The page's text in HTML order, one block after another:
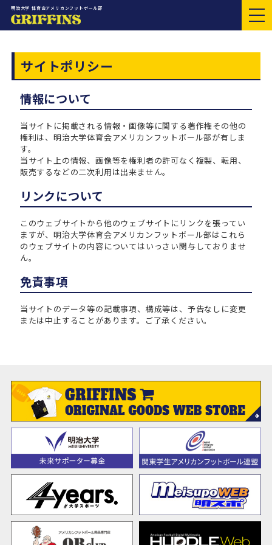
明治大学 体育会アメリカンフットボール部
サイトポリシー
情報について
当サイトに掲載される情報・画像等に関する著作権その他の
権利は、明治大学体育会アメリカンフットボール部が有しま
す。
当サイト上の情報、画像等を権利者の許可なく複製、転用、
販売するなどの二次利用は出来ません。
リンクについて
このウェブサイトから他のウェブサイトにリンクを張ってい
ますが、明治大学体育会アメリカンフットボール部はこれら
のウェブサイトの内容についてはいっさい関与しておりませ
ん。
免責事項
当サイトのデータ等の記載事項、構成等は、予告なしに変更
または中止することがあります。ご了承ください。